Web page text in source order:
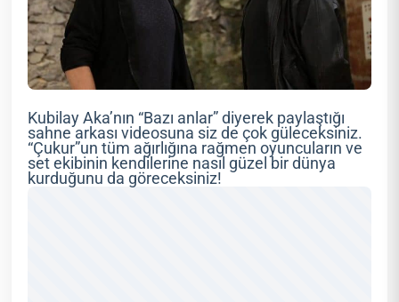
Kubilay Aka’nın “Bazı anlar” diyerek paylaştığı
sahne arkası videosuna siz de çok güleceksiniz.
“Çukur”un tüm ağırlığına rağmen oyuncuların ve
set ekibinin kendilerine nasıl güzel bir dünya
kurduğunu da göreceksiniz!